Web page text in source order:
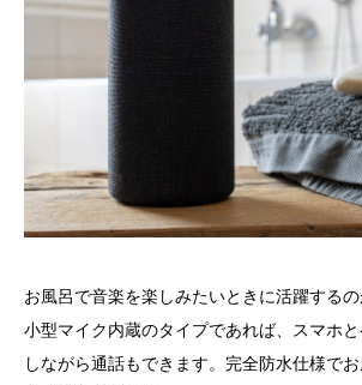
お風呂で音楽を楽しみたいときに活躍するの
小型マイク内蔵のタイプであれば、スマホ
しながら通話もできます。完全防水仕様で